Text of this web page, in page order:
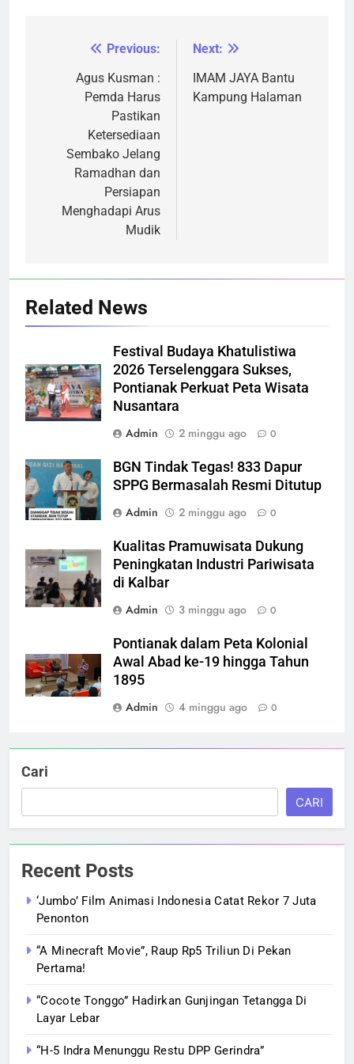
NavigasiPrevious:
Agus Kusman :
Pemda Harus
Pastikan
Ketersediaan
Sembako Jelang
Ramadhan dan
Persiapan
Menghadapi Arus
Mudik
Next:
IMAM JAYA Bantu
Kampung Halaman
Related News
Festival Budaya Khatulistiwa
2026 Terselenggara Sukses,
Pontianak Perkuat Peta Wisata
Nusantara
Admin
2 minggu ago 0
BGN Tindak Tegas! 833 Dapur
SPPG Bermasalah Resmi Ditutup
Admin
2 minggu ago 0
Kualitas Pramuwisata Dukung
Peningkatan Industri Pariwisata
di Kalbar
Admin
3 minggu ago 0
Pontianak dalam Peta Kolonial
Awal Abad ke-19 hingga Tahun
1895
Admin
4 minggu ago 0
Cari
CARI
Recent Posts
‘Jumbo’ Film Animasi Indonesia Catat Rekor 7 Juta
Penonton
“A Minecraft Movie”, Raup Rp5 Triliun Di Pekan
Pertama!
“Cocote Tonggo” Hadirkan Gunjingan Tetangga Di
Layar Lebar
“H-5 Indra Menunggu Restu DPP Gerindra”